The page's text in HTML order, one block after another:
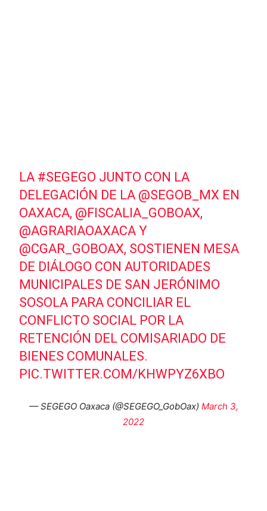
LA #SEGEGO JUNTO CON LA
DELEGACIÓN DE LA @SEGOB_MX EN
OAXACA, @FISCALIA_GOBOAX,
@AGRARIAOAXACA Y
@CGAR_GOBOAX, SOSTIENEN MESA
DE DIÁLOGO CON AUTORIDADES
MUNICIPALES DE SAN JERÓNIMO
SOSOLA PARA CONCILIAR EL
CONFLICTO SOCIAL POR LA
RETENCIÓN DEL COMISARIADO DE
BIENES COMUNALES.
PIC.TWITTER.COM/KHWPYZ6XBO
— SEGEGO Oaxaca (@SEGEGO_GobOax) March 3,
2022